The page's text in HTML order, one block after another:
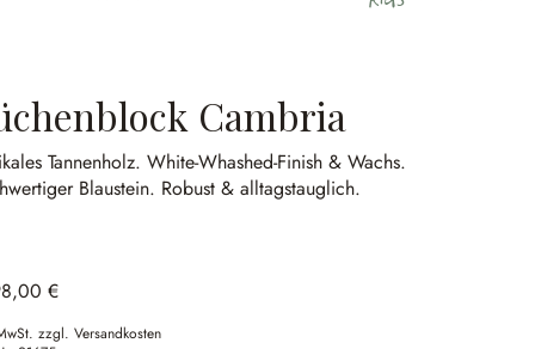
Cambria
Tannenholz.White-Whashed-Finish & Wachs.
Blaustein. Robust & alltagstauglich.
€
zzgl. Versandkosten